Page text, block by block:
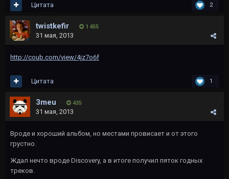
2
Цитата
twistkefir 1 455
31 мая, 2013
http://coub.com/view/4jz7o6f
1
Цитата
3meu 435
31 мая, 2013
Вроде и хороший альбом, но местами провисает и от этого
грустно.
Ждал нечто вроде Discovery, а в итоге получил пяток годных
треков.